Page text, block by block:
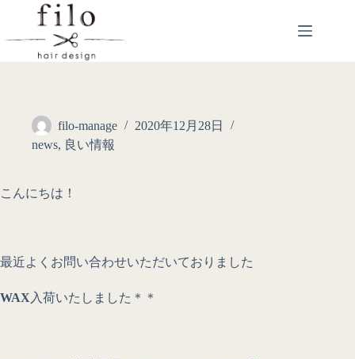
filo-manage
2020年12月28日
news, 良い情報
こんにちは！
最近よくお問い合わせいただいておりました
WAX 入荷いたしました＊＊